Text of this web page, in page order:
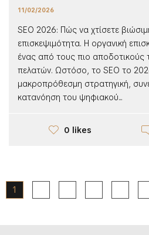
11/02/2026
SEO 2026: Πώς να χτίσετε
επισκεψιμότητα. Η οργανική
ένας από τους πιο
πελατών. Ωστόσο, το SEO το
μακροπρόθεσμη στρατηγική,
κατανόηση του ψηφιακού...
0 likes
1